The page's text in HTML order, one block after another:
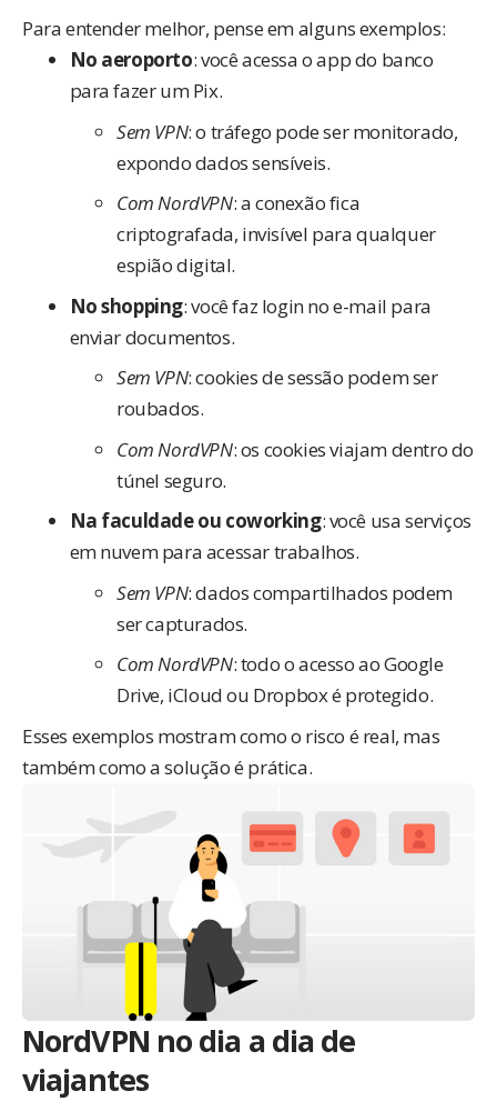
Para entender melhor, pense em alguns exemplos:
No aeroporto: você acessa o app do banco
para fazer um Pix.
Sem VPN: o tráfego pode ser monitorado,
expondo dados sensíveis.
Com NordVPN: a conexão fica
criptografada, invisível para qualquer
espião digital.
No shopping: você faz login no e-mail para
enviar documentos.
Sem VPN: cookies de sessão podem ser
roubados.
Com NordVPN: os cookies viajam dentro do
túnel seguro.
Na faculdade ou coworking: você usa serviços
em nuvem para acessar trabalhos.
Sem VPN: dados compartilhados podem
ser capturados.
Com NordVPN: todo o acesso ao Google
Drive, iCloud ou Dropbox é protegido.
Esses exemplos mostram como o risco é real, mas
também como a solução é prática.
NordVPN no dia a dia de
viajantes